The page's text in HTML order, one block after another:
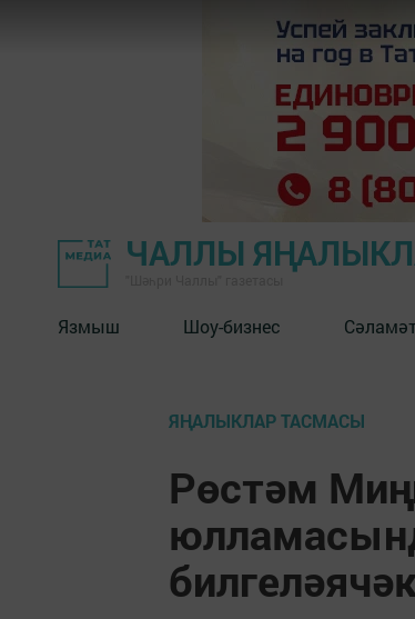
ЧАЛЛЫ
Язмыш Шоу-бизнес
ЯҢАЛЫКЛАР ТАСМАСЫ
Рөстәм